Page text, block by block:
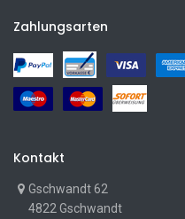
Zahlungsarten
Kontakt
Gschwandt 62
4822 Gschwandt